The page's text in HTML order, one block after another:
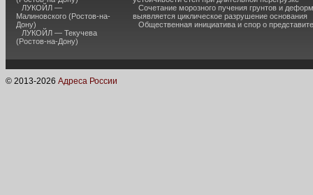
ЛУКОЙЛ —
Малиновского (Ростов-на-
Дону)
ЛУКОЙЛ — Текучева
(Ростов-на-Дону)
Сочетание морозного пучения грунтов и
выявляется циклическое разрушение основания
Общественная инициатива и спор о
© 2013-2026 Адреса России